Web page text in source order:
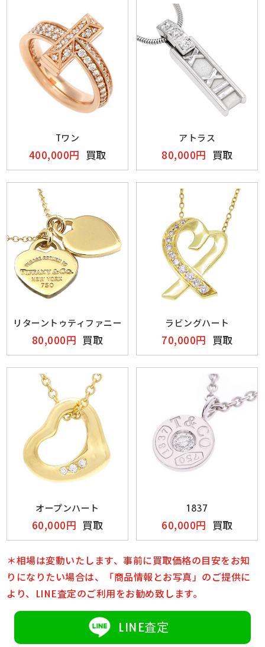
Tワン
400,000円 買取
アトラス
80,000円 買取
リターントゥティファニー
80,000円 買取
ラビングハート
70,000円 買取
オープンハート
60,000円 買取
1837
60,000円 買取
＊相場は変動いたします、事前に買取価格の目安をお知
りになりたい場合は、「商品情報とお写真」のご提供に
より、LINE査定のご利用をお勧め致します。
LINE査定